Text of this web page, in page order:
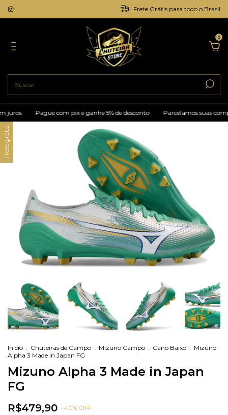
Frete Grátis para todo o Brasil
0
Pague com pix e ganhe 5% de desconto Parcelamos suas
Frete grátis
Início . Chuteiras de Campo . Mizuno Campo . Cano Baixo . Mizuno
Alpha 3 Made in Japan FG
Mizuno Alpha 3 Made in Japan
FG
R$479,90 -40% OFF